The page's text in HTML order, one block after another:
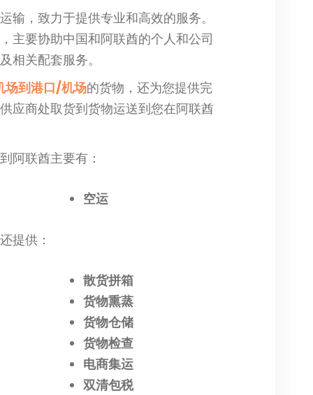
输，致力于提供专业和高效的服务。
主要协助中国和阿联酋的个人和公司
相关配套服务。
场到港口/机场的货物，还为您提供完
应商处取货到货物运送到您在阿联酋
阿联酋主要有：
空运
提供：
散货拼箱
货物熏蒸
货物仓储
货物检查
电商集运
双清包税